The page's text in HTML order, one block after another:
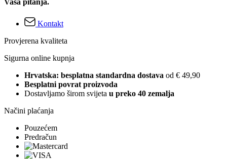
Vaša pitanja.
Kontakt
Provjerena kvaliteta
Sigurna online kupnja
Hrvatska: besplatna standardna dostava od € 49,90
Besplatni povrat proizvoda
Dostavljamo širom svijeta u preko 40 zemalja
Načini plaćanja
Pouzećem
Predračun